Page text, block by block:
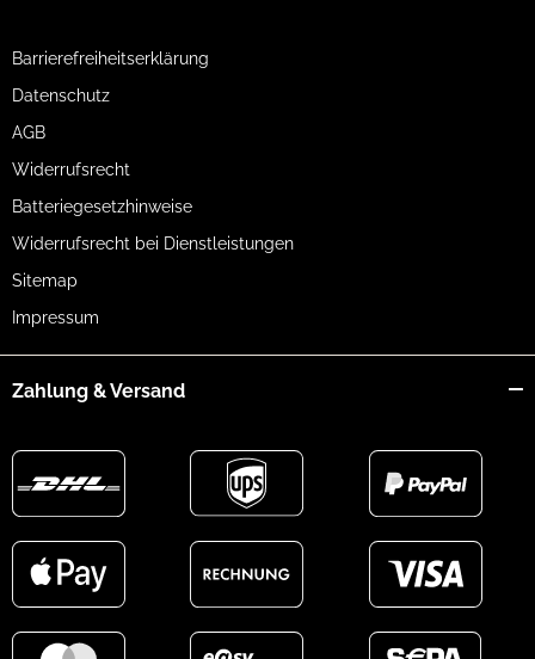
Barrierefreiheitserklärung
Datenschutz
AGB
Widerrufsrecht
Batteriegesetzhinweise
Widerrufsrecht bei Dienstleistungen
Sitemap
Impressum
Zahlung & Versand